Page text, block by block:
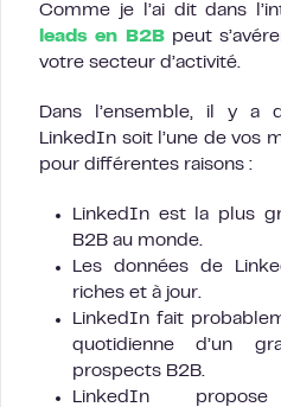
Comme je l’ai dit dans
leads en B2Bpeut
votre secteur d’activité.
Dans l’ensemble, il y a
LinkedIn soit l’une de vos
pour différentes raisons :
LinkedIn est la plus
B2B au monde.
Les données de
riches et à jour.
LinkedIn fait
quotidienne d’un
prospects B2B.
LinkedIn